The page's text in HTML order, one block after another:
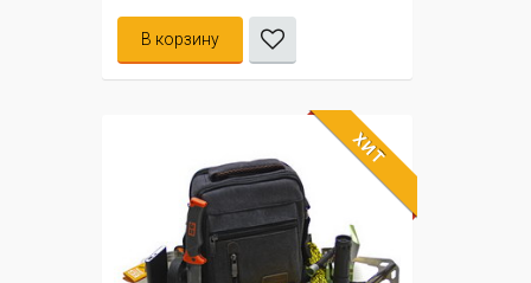
В корзину
ХИТ